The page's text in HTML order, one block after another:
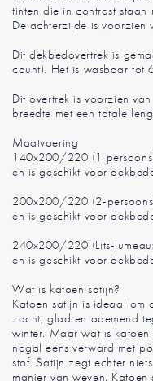
tinten die in contrast
De achterzijde is voorzien
Dit dekbedovertrek is
count). Het is wasbaar tot
Dit overtrek is voorzien
breedte met een totale
Maatvoering
140x200/220 (1
en is geschikt voor
200x200/220 (2-
en is geschikt voor
240x200/220 (Lits-
en is geschikt voor
Wat is katoen satijn?
Katoen satijn is ideaal om
zacht, glad en ademend
winter. Maar wat is
nogal eens verward met
stof. Satijn zegt echter
manier van weven.